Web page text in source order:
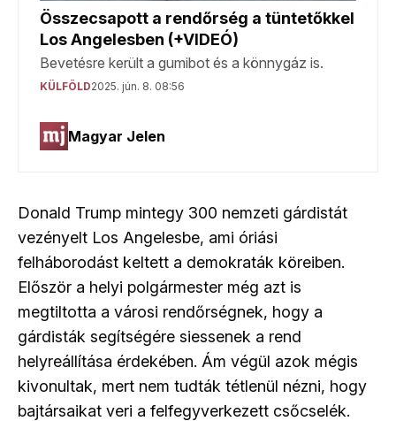
Donald Trump mintegy 300 nemzeti gárdistát
vezényelt Los Angelesbe, ami óriási
felháborodást keltett a demokraták köreiben.
Először a helyi polgármester még azt is
megtiltotta a városi rendőrségnek, hogy a
gárdisták segítségére siessenek a rend
helyreállítása érdekében. Ám végül azok mégis
kivonultak, mert nem tudták tétlenül nézni, hogy
bajtársaikat veri a felfegyverkezett csőcselék.